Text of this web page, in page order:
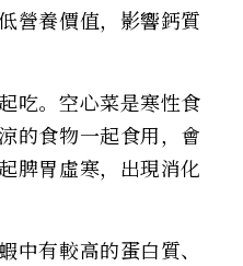
營養價值，影響鈣質
吃。空心菜是寒性食
的食物一起食用，會
脾胃虛寒，出現消化
中有較高的蛋白質、